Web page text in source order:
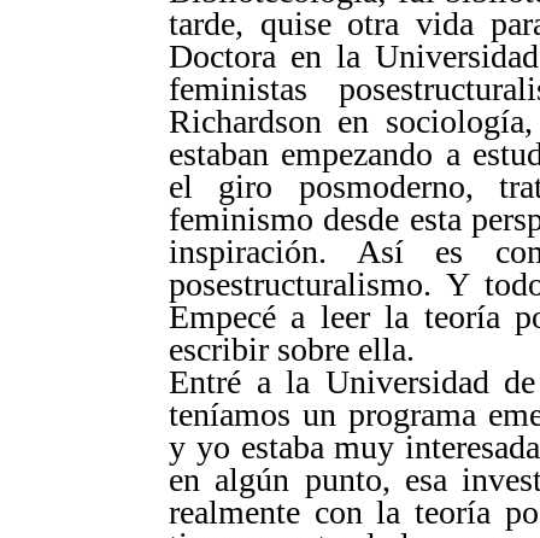
tarde, quise otra vida
Doctora en la
feministas
Richardson en
estaban empezando a
el giro posmoderno,
feminismo desde esta
inspiración. Así es
posestructuralismo. Y
Empecé a leer la teoría
escribir sobre ella.
Entré a la Universidad
teníamos un programa
y yo estaba muy
en algún punto, esa
realmente con la teoría